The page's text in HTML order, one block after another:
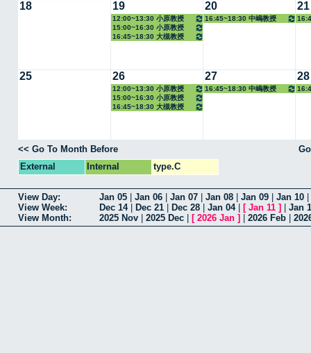
18 19
12:00~13:30 小原教授
15:00~16:30 小原教授
16:45~18:30 大槻教授
20
16:45~18:30 中嶋教授
21
25 26
12:00~13:30 小原教授
15:00~16:30 小原教授
16:45~18:30 大槻教授
27
16:45~18:30 中嶋教授
28
<< Go To Month Before
External
Internal type.C
View Day: Jan 05 Jan 06 Jan 07 Jan 08 Jan 09 Jan 10
View Week:
Dec 14| Dec 21 Dec 28 Jan 04| [ Jan 11 ]
Jan
View Month:
2025 Nov 2025 Dec [ 2026 Jan ] 2026 Feb